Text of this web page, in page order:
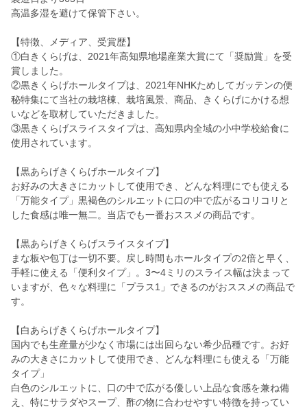
高温多湿を避けて保管下さい。
【特徴、メディア、受賞歴】
①白きくらげは、2021年高知県地場産業大賞にて「奨励賞」を受
賞しました。
②黒きくらげホールタイプは、2021年NHKためしてガッテンの便
秘特集にて当社の栽培棟、栽培風景、商品、きくらげにかける想
いなどを取材していただきました。
③黒きくらげスライスタイプは、高知県内全域の小中学校給食に
使用されています。
【黒あらげきくらげホールタイプ】
お好みの大きさにカットして使用でき、どんな料理にでも使える
「万能タイプ」黒褐色のシルエットに口の中で広がるコリコリと
した食感は唯一無二。当店でも一番おススメの商品です。
【黒あらげきくらげスライスタイプ】
まな板や包丁は一切不要。戻し時間もホールタイプの2倍と早く、
手軽に使える「便利タイプ」。3〜4ミリのスライス幅は決まって
いますが、色々な料理に「プラス1」できるのがおススメの商品で
す。
【白あらげきくらげホールタイプ】
国内でも生産量が少なく市場には出回らない希少品種です。お好
みの大きさにカットして使用でき、どんな料理にも使える「万能
タイプ」
白色のシルエットに、口の中で広がる優しい上品な食感を兼ね備
え、特にサラダやスープ、酢の物に合わせやすい特徴を持ってい